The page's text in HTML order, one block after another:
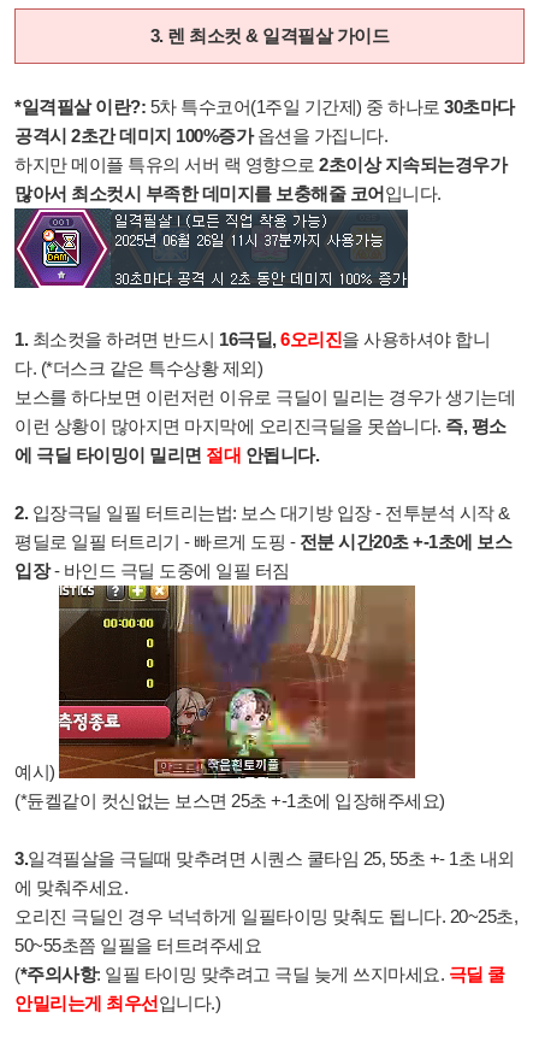
3. 렌 최소컷 & 일격필살 가이드
*일격필살 이란?: 5차 특수코어(1주일 기간제) 중 하나로 30초마다
공격시 2초간 데미지 100%증가옵션을 가집니다.
하지만 메이플 특유의 서버 랙 영향으로 2초이상 지속되는경우가
많아서 최소컷시 부족한 데미지를 보충해줄 코어입니다.
1.최소컷을 하려면 반드시 16극딜, 6오리진을 사용하셔야 합니
다. (*더스크 같은 특수상황 제외)
보스를 하다보면 이런저런 이유로 극딜이 밀리는 경우가 생기는데
이런 상황이 많아지면 마지막에 오리진극딜을 못씁니다. 즉, 평소
에 극딜 타이밍이 밀리면 절대 안됩니다.
2.입장극딜 일필 터트리는법: 보스 대기방 입장 - 전투분석 시작 &
평딜로 일필 터트리기 - 빠르게 도핑 - 전분 시간20초 +-1초에 보스
입장- 바인드 극딜 도중에 일필 터짐
예시) ​
(*듄켈같이 컷신없는 보스면 25초 +-1초에 입장해주세요)​​
3.일격필살을 극딜때 맞추려면 시퀀스 쿨타임 25, 55초 +- 1초 내외
에 맞춰주세요.
오리진 극딜인 경우 넉넉하게 일필타이밍 맞춰도 됩니다. 20~25초,
50~55초쯤 일필을 터트려주세요
(*주의사항: 일필 타이밍 맞추려고 극딜 늦게 쓰지마세요. 극딜 쿨
안밀리는게 최우선입니다.)